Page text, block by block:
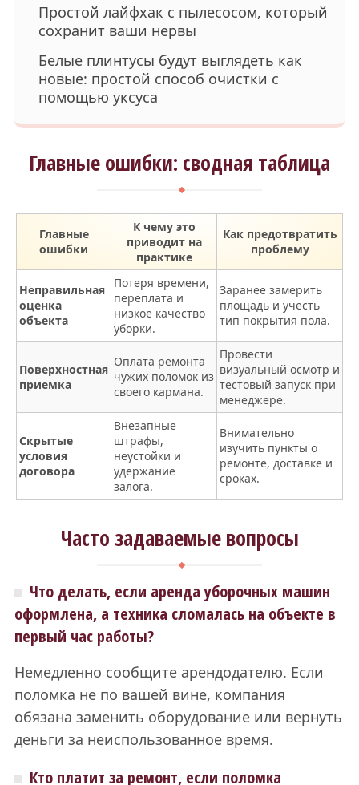
Простой лайфхак с пылесосом, который
сохранит ваши нервы
Белые плинтусы будут выглядеть как
новые: простой способ очистки с
помощью уксуса
Главные ошибки: сводная таблица
Главные
ошибки
К чему это
приводит на
практике
Как предотвратить
проблему
Неправильная
оценка
объекта
Потеря времени,
переплата и
низкое качество
уборки.
Заранее замерить
площадь и учесть
тип покрытия пола.
Поверхностная
приемка
Оплата ремонта
чужих поломок из
своего кармана.
Провести
визуальный осмотр и
тестовый запуск при
менеджере.
Скрытые
условия
договора
Внезапные
штрафы,
неустойки и
удержание
залога.
Внимательно
изучить пункты о
ремонте, доставке и
сроках.
Часто задаваемые вопросы
Что делать, если аренда уборочных машин
оформлена, а техника сломалась на объекте в
первый час работы?
Немедленно сообщите арендодателю. Если
поломка не по вашей вине, компания
обязана заменить оборудование или вернуть
деньги за неиспользованное время.
Кто платит за ремонт, если поломка